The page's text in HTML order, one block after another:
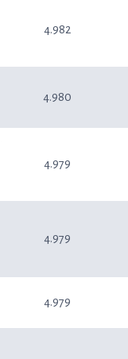
4.982
4.980
4.979
4.979
4.979